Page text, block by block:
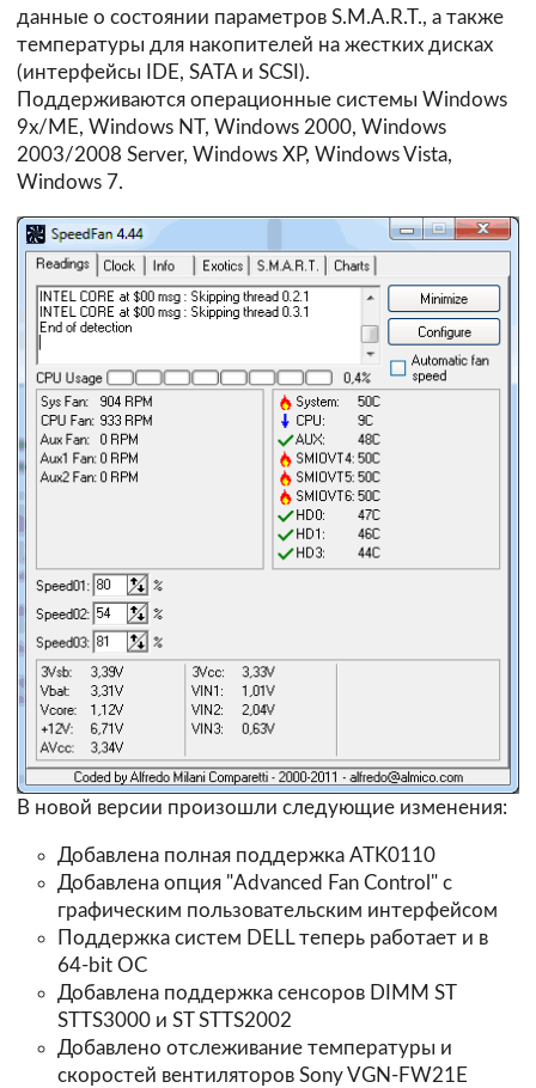
данные о состоянии параметров S.M.A.R.T., а также
температуры для накопителей на жестких дисках
(интерфейсы IDE, SATA и SCSI).
Поддерживаются операционные системы Windows
9x/ME, Windows NT, Windows 2000, Windows
2003/2008 Server, Windows XP, Windows Vista,
Windows 7.
В новой версии произошли следующие изменения:
Добавлена полная поддержка ATK0110
Добавлена опция "Advanced Fan Control" с
графическим пользовательским интерфейсом
Поддержка систем DELL теперь работает и в
64-bit OC
Добавлена поддержка сенсоров DIMM ST
STTS3000 и ST STTS2002
Добавлено отслеживание температуры и
скоростей вентиляторов Sony VGN-FW21E